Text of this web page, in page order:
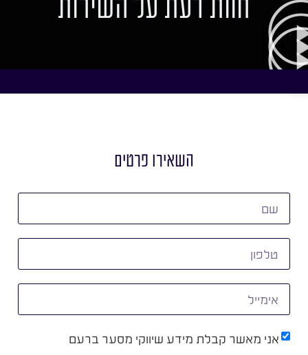
חוות דעת על השירות
השאירו פרטים
אני מאשר קבלת מידע שיווקי מסער ברעם